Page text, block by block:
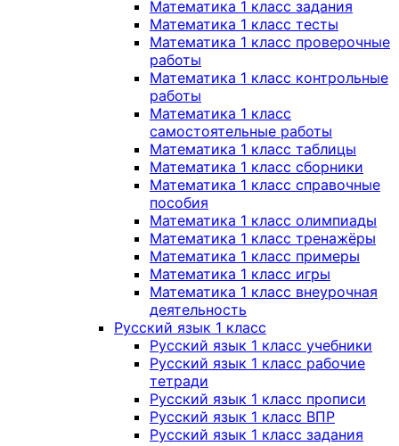
Математика 1 класс задания
Математика 1 класс тесты
Математика 1 класс проверочные
работы
Математика 1 класс контрольные
работы
Математика 1 класс
самостоятельные работы
Математика 1 класс таблицы
Математика 1 класс сборники
Математика 1 класс справочные
пособия
Математика 1 класс олимпиады
Математика 1 класс тренажёры
Математика 1 класс примеры
Математика 1 класс игры
Математика 1 класс внеурочная
деятельность
Русский язык 1 класс
Русский язык 1 класс учебники
Русский язык 1 класс рабочие
тетради
Русский язык 1 класс прописи
Русский язык 1 класс ВПР
Русский язык 1 класс задания